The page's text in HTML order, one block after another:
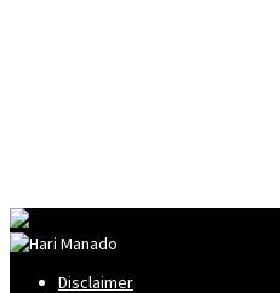
Disclaimer